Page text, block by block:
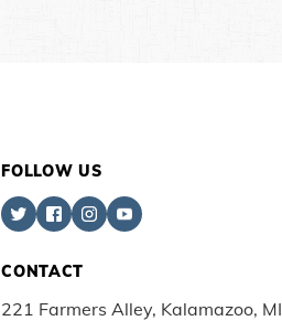
FOLLOW US
CONTACT
221 Farmers Alley, Kalamazoo, MI